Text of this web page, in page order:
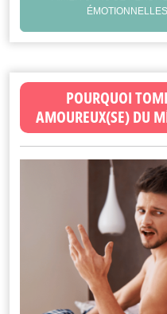
POURQUOI
AMOUREUX(SE) DU